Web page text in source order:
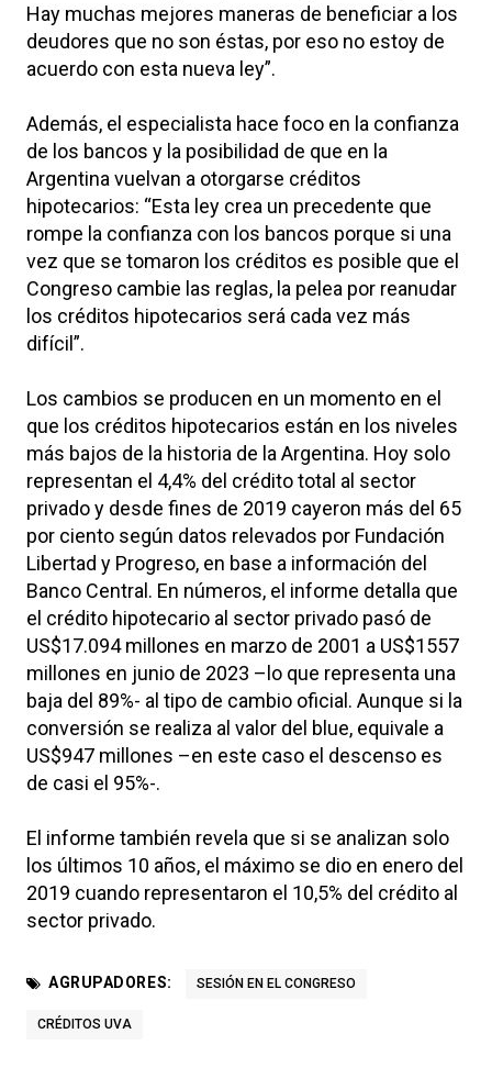
Hay muchas mejores maneras de beneficiar a los
deudores que no son éstas, por eso no estoy de
acuerdo con esta nueva ley”.
Además, el especialista hace foco en la confianza
de los bancos y la posibilidad de que en la
Argentina vuelvan a otorgarse créditos
hipotecarios: “Esta ley crea un precedente que
rompe la confianza con los bancos porque si una
vez que se tomaron los créditos es posible que el
Congreso cambie las reglas, la pelea por reanudar
los créditos hipotecarios será cada vez más
difícil”.
Los cambios se producen en un momento en el
que los créditos hipotecarios están en los niveles
más bajos de la historia de la Argentina. Hoy solo
representan el 4,4% del crédito total al sector
privado y desde fines de 2019 cayeron más del 65
por ciento según datos relevados por Fundación
Libertad y Progreso, en base a información del
Banco Central. En números, el informe detalla que
el crédito hipotecario al sector privado pasó de
US$17.094 millones en marzo de 2001 a US$1557
millones en junio de 2023 –lo que representa una
baja del 89%- al tipo de cambio oficial. Aunque si la
conversión se realiza al valor del blue, equivale a
US$947 millones –en este caso el descenso es
de casi el 95%-.
El informe también revela que si se analizan solo
los últimos 10 años, el máximo se dio en enero del
2019 cuando representaron el 10,5% del crédito al
sector privado.
AGRUPADORES: SESIÓN EN EL CONGRESO
CRÉDITOS UVA